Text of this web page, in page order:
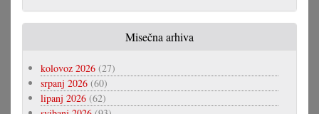
Misečna arhiva
kolovoz 2026 (27)
srpanj 2026 (60)
lipanj 2026 (62)